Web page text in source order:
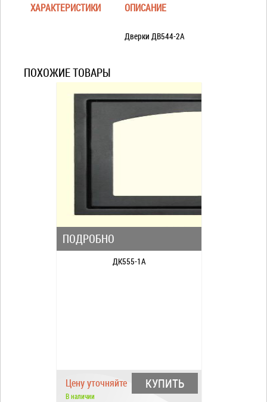
ХАРАКТЕРИСТИКИ ОПИСАНИЕ
Дверки ДВ544-2А
ПОХОЖИЕ ТОВАРЫ
ПОДРОБНО
ДК555-1А
Цену уточняйте
В наличии
КУПИТЬ